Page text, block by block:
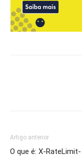
Artigo anterior
O que é: X-RateLimit-